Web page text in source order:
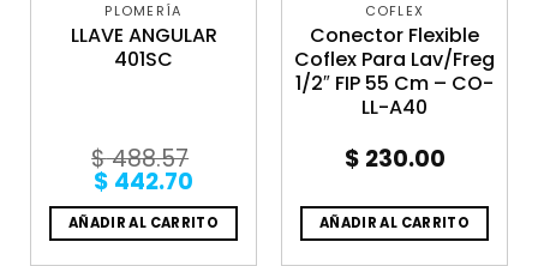
PLOMERÍA
LLAVE ANGULAR
401SC
$488.57
Original
price
was:
$ 488.57.
$ 442.70
price
is:
$ 442.70.
AÑADIR AL CARRITO
COFLEX
Conector Flexible
Coflex Para Lav/Freg
1/2″ FIP 55 Cm – CO-
LL-A40
$ 230.00
AÑADIR AL CARRITO